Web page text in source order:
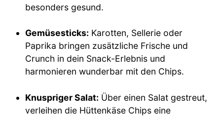
besonders gesund.
Gemüsesticks: Karotten, Sellerie oder
Paprika bringen zusätzliche Frische und
Crunch in dein Snack-Erlebnis und
harmonieren wunderbar mit den Chips.
Knuspriger Salat: Über einen Salat gestreut,
verleihen die Hüttenkäse Chips eine